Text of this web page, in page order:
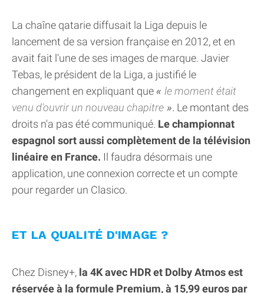
La chaîne qatarie diffusait la Liga depuis le
lancement de sa version française en 2012, et en
avait fait l'une de ses images de marque. Javier
Tebas, le président de la Liga, a justifié le
changement en expliquant que
le moment était
venu d'ouvrir un nouveau chapitre
. Le montant des
droits n'a pas été communiqué. Le championnat
espagnol sort aussi complètement de la télévision
linéaire en France. Il faudra désormais une
application, une connexion correcte et un compte
pour regarder un Clasico.
ET LA QUALITÉ D'IMAGE ?
Chez Disney+, la 4K avec HDR et Dolby Atmos est
réservée à la formule Premium, à 15,99 euros par